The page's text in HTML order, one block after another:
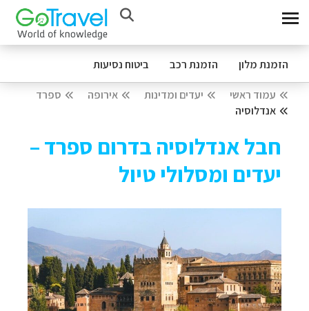
הזמנת מלון הזמנת רכב ביטוח נסיעות
עמוד ראשי יעדים ומדינות אירופה
ספרד
אנדלוסיה
חבל אנדלוסיה בדרום ספרד –
יעדים ומסלולי טיול